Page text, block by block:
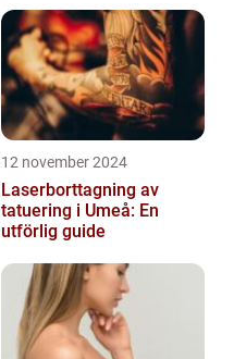
12 november 2024
Laserborttagning av
tatuering i Umeå: En
utförlig guide